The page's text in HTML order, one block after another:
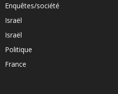
Enquêtes/société
Israël
Israël
Politique
France